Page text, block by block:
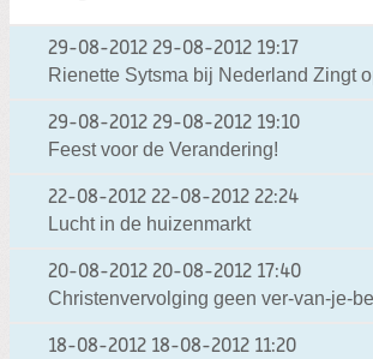
29-08-2012 29-08-2012 19:17
Rienette Sytsma bij Nederland Zingt
29-08-2012 29-08-2012 19:10
Feest voor de Verandering!
22-08-2012 22-08-2012 22:24
Lucht in de huizenmarkt
20-08-2012 20-08-2012 17:40
Christenvervolging geen ver-van-je-
18-08-2012 18-08-2012 11:20